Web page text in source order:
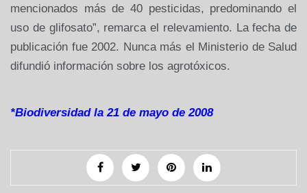
mencionados más de 40 pesticidas, predominando el
uso de glifosato”, remarca el relevamiento. La fecha de
publicación fue 2002. Nunca más el Ministerio de Salud
difundió información sobre los agrotóxicos.
*Biodiversidad la 21 de mayo de 2008